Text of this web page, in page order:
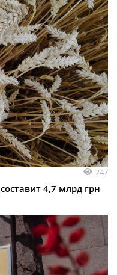
247
4,7 млрд грн